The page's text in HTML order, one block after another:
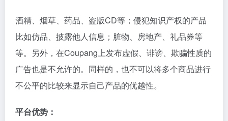
酒精、烟草、药品、盗版CD等；侵犯知识产权的产品
比如仿品、披露他人信息；脏物、房地产、礼品券等
等。另外，在Coupang上发布虚假、诽谤、欺骗性质的
广告也是不允许的。同样的，也不可以将多个商品进行
不公平的比较来显示自己产品的优越性。
平台优势：